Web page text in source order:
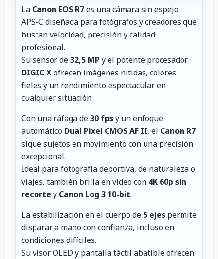
La Canon EOS R7es una cámara sin espejo
APS-C diseñada para fotógrafos y creadores que
buscan velocidad, precisión y calidad
profesional.
Su sensor de32,5 MP y el potente procesador
DIGIC Xofrecen imágenes nítidas, colores
fieles y un rendimiento espectacular en
cualquier situación.
Con una ráfaga de30 fpsy un enfoque
automático Dual Pixel CMOS AF II, el Canon R7
sigue sujetos en movimiento con una precisión
excepcional.
Ideal para fotografía deportiva, de naturaleza o
viajes, también brilla en vídeo con 4K 60p sin
recorte y Canon Log 3 10-bit.
La estabilización en el cuerpo de 5 ejes permite
disparar a mano con confianza, incluso en
condiciones difíciles.
Su visor OLED y pantalla táctil abatible ofrecen